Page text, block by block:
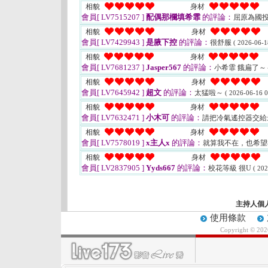
相貌
身材
會員[ LV7515207 ] 配偶那欄填希霏 的評論： 屈原為國
相貌
身材
會員[ LV7429943 ] 是腋下控 的評論： 很舒服 ( 2026-06-
相貌 身材
會員[ LV7681237 ] Jasper567 的評論： 小希霏 餓扁了
相貌
身材
會員[ LV7645942 ] 超文 的評論： 太猛啦～ ( 2026-06-16
相貌 身材
會員[ LV7632471 ] 小木可 的評論： 請把冷氣遙控器交
相貌
身材
會員[ LV7578019 ] x主人x 的評論： 就算我不在，也希
相貌
身材
會員[ LV2837905 ] Yyds667 的評論： 校花等級 很U (
主持人個
使用條款
Copyright ©